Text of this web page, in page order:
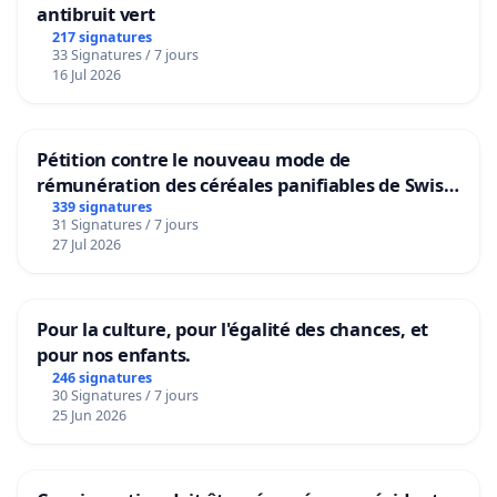
Groupe psychologues-
psychothérapeutes en formation TCC
Information aux signataires : afin de mieux appuyer
notre démarche, nous vous prions d'indiquer la raison
pour laquelle vous signez dans la rubrique
commentaire.
mail de confirmation se cache parfois dans les spams !
DIE DEUTSCHE VERSION FINDEN SIE UNTEN
antibruit vert
217 signatures
33 Signatures / 7 jours
16 Jul 2026
Pétition contre le nouveau mode de
rémunération des céréales panifiables de Swiss
granum basé sur la teneur en protéines
339 signatures
31 Signatures / 7 jours
27 Jul 2026
Pour la culture, pour l'égalité des chances, et
pour nos enfants.
246 signatures
30 Signatures / 7 jours
25 Jun 2026